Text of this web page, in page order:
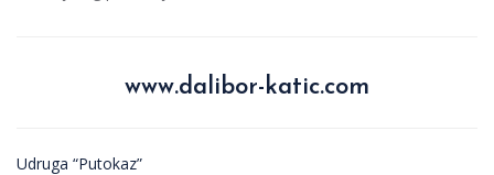
www.dalibor-katic.com
Udruga “Putokaz”